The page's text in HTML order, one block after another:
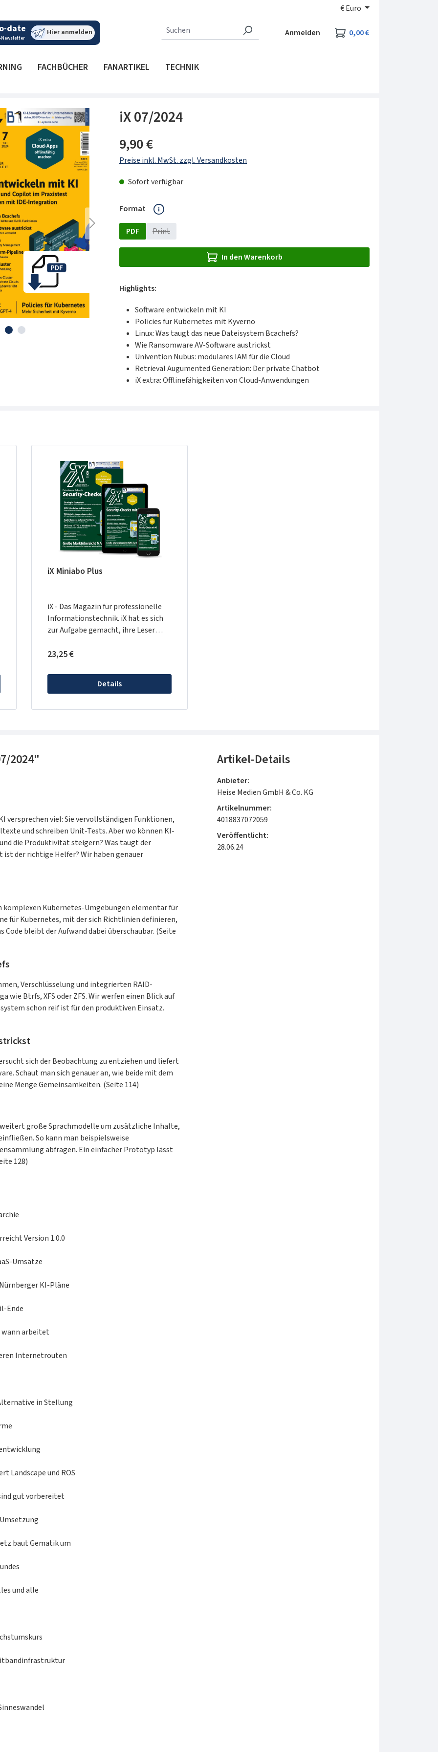
€Euro
date Hier anmelden Anmelden 0,00 €Warenkorb enthält
FACHBÜCHER FANARTIKEL TECHNIK
iX 07/2024
Regulärer Preis:
9,90 €
Preise inkl. MwSt. zzgl. Versandkosten
Sofort verfügbar
Format auswählen
PDF Print
(Diese Option ist zurzeit nicht verfügbar.)
In den Warenkorb
Highlights:
Software entwickeln mit KI
Policies für Kubernetes mit Kyverno
Linux: Was taugt das neue Dateisystem Bcachefs?
Wie Ransomware AV-Software austrickst
Univention Nubus: modulares IAM für die Cloud
Retrieval Augumented Generation: Der private Chatbot
iX extra: Offlinefähigkeiten von Cloud-Anwendungen
iX Miniabo Plus
iX - Das Magazin für professionelle
Informationstechnik. iX hat es sich
zur Aufgabe gemacht, ihre Leser
und sich ständig verändernden IT-
Übersicht über die neuesten
Entwicklungen zu verschaffen. Dabei
recherchierter und kritischer Fach-
Technologien und
Forschungsergebnisse. iX richtet sich
an jeden professionellen IT-
Anwender in Unternehmen und
Berater, Sicherheitsspezialisten
sowie Mitarbeiter aus Wissenschaft
und Forschung. Genießen Sie die
Geschenkabo: Bitte geben Sie bei
einem Geschenkabo eine
abweichende Lieferanschrift für die
Regulärer Preis:
23,25 €
Details
2024"
versprechen viel: Sie vervollständigen Funktionen,
und schreiben Unit-Tests. Aber wo können KI-
die Produktivität steigern? Was taugt der
der richtige Helfer? Wir haben genauer
komplexen Kubernetes-Umgebungen elementar für
für Kubernetes, mit der sich Richtlinien definieren,
bleibt der Aufwand dabei überschaubar. (Seite
Verschlüsselung und integrierten RAID-
wie Btrfs, XFS oder ZFS. Wir werfen einen Blick auf
schon reif ist für den produktiven Einsatz.
sich der Beobachtung zu entziehen und liefert
Schaut man sich genauer an, wie beide mit dem
Menge Gemeinsamkeiten. (Seite 114)
große Sprachmodelle um zusätzliche Inhalte,
So kann man beispielsweise
abfragen. Ein einfacher Prototyp lässt
128)
Version 1.0.0
Umsätze
KI-Pläne
Ende
wann arbeitet
Internetrouten
in Stellung
Landscape und ROS
gut vorbereitet
baut Gematik um
und alle
Artikel-Details
Anbieter:
Heise Medien GmbH & Co. KG
Artikelnummer:
4018837072059
Veröffentlicht:
28.06.24